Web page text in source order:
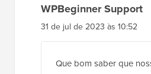
WPBeginner Support
31 de jul de 2023 às 10:52
Que bom saber que